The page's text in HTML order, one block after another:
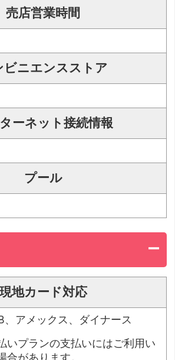
売店営業時間
ビニエンスストア
ーネット接続情報
プール
現地カード対応
、アメックス、ダイナース
いプランの支払いにはご利用い
合があります。